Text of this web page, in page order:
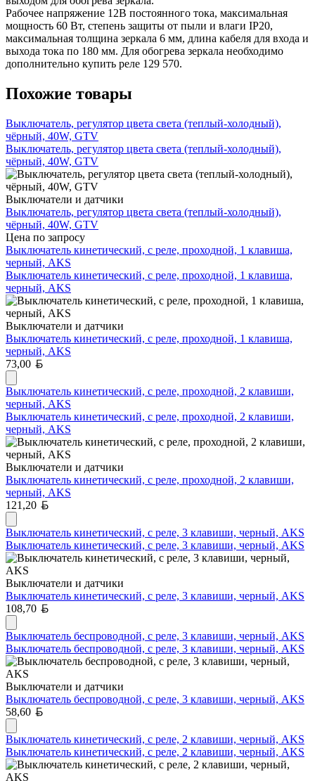
Рабочее напряжение 12В постоянного тока, максимальная
мощность 60 Вт, степень защиты от пыли и влаги IP20,
максимальная толщина зеркала 6 мм, длина кабеля для входа и
выхода тока по 180 мм. Для обогрева зеркала необходимо
дополнительно купить реле 129 570.
Похожие товары
Выключатель, регулятор цвета света (теплый-холодный),
чёрный, 40W, GTV
Выключатель, регулятор цвета света (теплый-холодный),
чёрный, 40W, GTV
Выключатели и датчики
Выключатель, регулятор цвета света (теплый-холодный),
чёрный, 40W, GTV
Цена по запросу
Выключатель кинетический, с реле, проходной, 1 клавиша,
черный, AKS
Выключатель кинетический, с реле, проходной, 1 клавиша,
черный, AKS
Выключатели и датчики
Выключатель кинетический, с реле, проходной, 1 клавиша,
черный, AKS
73,00
Выключатель кинетический, с реле, проходной, 2 клавиши,
черный, AKS
Выключатель кинетический, с реле, проходной, 2 клавиши,
черный, AKS
Выключатели и датчики
Выключатель кинетический, с реле, проходной, 2 клавиши,
черный, AKS
121,20
Выключатель кинетический, с реле, 3 клавиши, черный, AKS
Выключатель кинетический, с реле, 3 клавиши, черный, AKS
Выключатели и датчики
Выключатель кинетический, с реле, 3 клавиши, черный, AKS
108,70
Выключатель беспроводной, с реле, 3 клавиши, черный, AKS
Выключатель беспроводной, с реле, 3 клавиши, черный, AKS
Выключатели и датчики
Выключатель беспроводной, с реле, 3 клавиши, черный, AKS
58,60
Выключатель кинетический, с реле, 2 клавиши, черный, AKS
Выключатель кинетический, с реле, 2 клавиши, черный, AKS